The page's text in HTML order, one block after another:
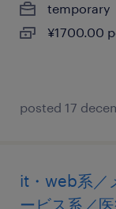
temporary
¥1700.00
posted 17
it・web系／
ービス系／